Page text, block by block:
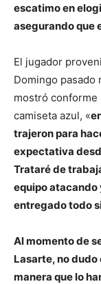
escatimo en
asegurando que
El jugador
Domingo pasado
mostró
camiseta azul, «
trajeron para
expectativa
Trataré de
equipo
entregado todo
Al momento de
Lasarte, no
manera que lo